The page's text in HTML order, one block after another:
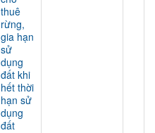
thuê
rừng,
gia hạn
sử
dụng
đất khi
hết thời
hạn sử
dụng
đất